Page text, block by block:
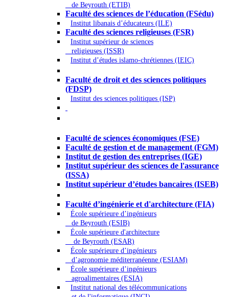
de Beyrouth (ETIB)
Faculté des sciences de l’éducation (FSédu)
Institut libanais d’éducateurs (ILE)
Faculté des sciences religieuses (FSR)
Institut supérieur de sciences
religieuses (ISSR)
Institut d’études islamo-chrétiennes (IEIC)
Faculté de droit et des sciences politiques
(FDSP)
Institut des sciences politiques (ISP)
Faculté de sciences économiques (FSE)
Faculté de gestion et de management (FGM)
Institut de gestion des entreprises (IGE)
Institut supérieur des sciences de l'assurance
(ISSA)
Institut supérieur d’études bancaires (ISEB)
Faculté d’ingénierie et d'architecture (FIA)
École supérieure d’ingénieurs
de Beyrouth (ESIB)
École supérieure d'architecture
de Beyrouth (ESAR)
École supérieure d’ingénieurs
d’agronomie méditerranéenne (ESIAM)
École supérieure d’ingénieurs
agroalimentaires (ESIA)
Institut national des télécommunications